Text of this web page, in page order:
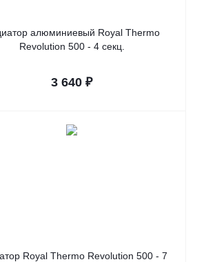
алюминиевый Royal Thermo
Revolution 500 - 4 секц.
3 640 ₽
Royal Thermo Revolution 500 - 7